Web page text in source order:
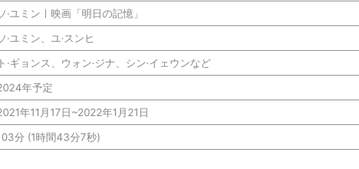
·ユミンㅣ映画「明日の記憶」
·ユミン、ユ·スンヒ
ト·ギョンス、ウォン·ジナ、シン·イェウンなど
年予定
年11月17日~2022年1月21日
分 (1時間43分7秒)